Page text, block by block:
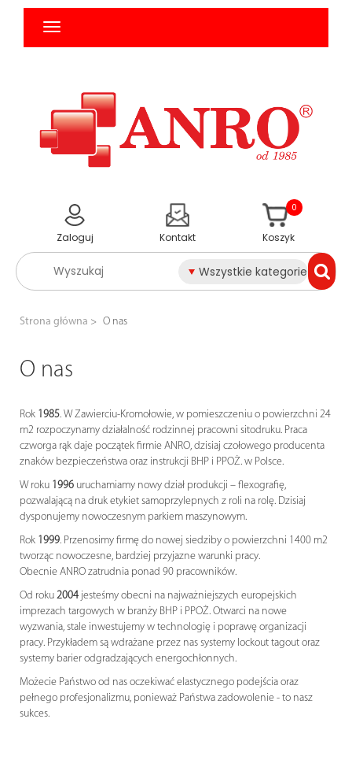
Wszystkie kategorie
Zaloguj Kontakt Koszyk
0
Strona główna O nas
O nas
Rok 1985. W Zawierciu-Kromołowie, w pomieszczeniu o powierzchni 24
m2 rozpoczynamy działalność rodzinnej pracowni sitodruku. Praca
czworga rąk daje początek firmie ANRO, dzisiaj czołowego producenta
znaków bezpieczeństwa oraz instrukcji BHP i PPOŻ. w Polsce.
W roku 1996 uruchamiamy nowy dział produkcji – flexografię,
pozwalającą na druk etykiet samoprzylepnych z roli na rolę. Dzisiaj
dysponujemy nowoczesnym parkiem maszynowym.
Rok 1999. Przenosimy firmę do nowej siedziby o powierzchni 1400 m2
tworząc nowoczesne, bardziej przyjazne warunki pracy.
Obecnie ANRO zatrudnia ponad 90 pracowników.
Od roku 2004 jesteśmy obecni na najważniejszych europejskich
imprezach targowych w branży BHP i PPOŻ. Otwarci na nowe
wyzwania, stale inwestujemy w technologię i poprawę organizacji
pracy. Przykładem są wdrażane przez nas systemy lockout tagout oraz
systemy barier odgradzających energochłonnych.
Możecie Państwo od nas oczekiwać elastycznego podejścia oraz
pełnego profesjonalizmu, ponieważ Państwa zadowolenie - to nasz
sukces.